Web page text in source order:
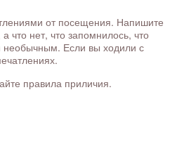
от посещения. Напишите
что нет, что запомнилось, что
необычным. Если вы ходили с
правила приличия.